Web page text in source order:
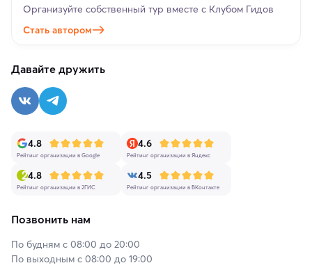
Организуйте собственный тур вместе с Клубом Гидов
Стать автором
Давайте дружить
4.8
Рейтинг организации в Google
4.6
Рейтинг организации в Яндекс
4.8
Рейтинг организации в 2ГИС
4.5
Рейтинг организации в ВКонтакте
Позвонить нам
По будням с 08:00 до 20:00
По выходным с 08:00 до 19:00